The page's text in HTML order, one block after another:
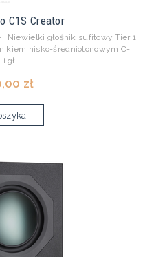
C1S Creator
Niewielki głośnik sufitowy Tier 1
nisko-średniotonowym C-
i gł...
zł